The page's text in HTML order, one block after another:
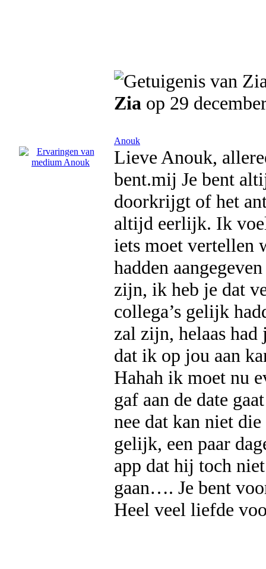
Zia op 29
Anouk
Lieve Anouk,
bent.mij Je bent
doorkrijgt of het
altijd eerlijk. Ik
iets moet vertellen
hadden
zijn, ik heb je dat
collega’s gelijk
zal zijn, helaas
dat ik op jou aan
Hahah ik moet nu
gaf aan de date
nee dat kan niet
gelijk, een paar
app dat hij toch
gaan…. Je bent
Heel veel liefde